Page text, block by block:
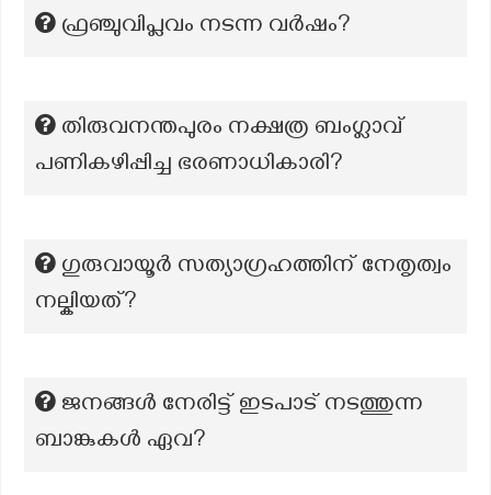
ഫ്രഞ്ചുവിപ്ലവം നടന്ന വർഷം?
തിരുവനന്തപുരം നക്ഷത്ര ബംഗ്ലാവ്
പണികഴിപ്പിച്ച ഭരണാധികാരി?
ഗുരുവായൂർ സത്യാഗ്രഹത്തിന് നേതൃത്വം
നല്കിയത്?
ജനങ്ങൾ നേരിട്ട് ഇടപാട് നടത്തുന്ന
ബാങ്കുകൾ ഏവ?